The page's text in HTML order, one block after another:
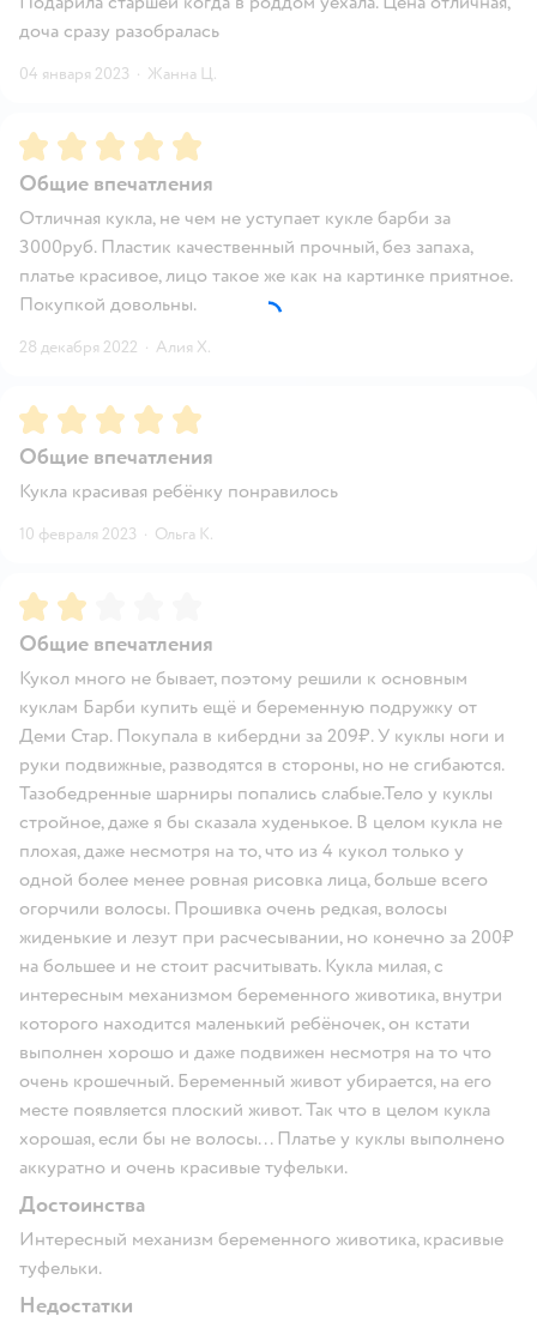
доча сразу разобралась
04 января 2023 · Жанна Ц.
Рейтинг:5
Общие впечатления
Отличная кукла, не чем не уступает кукле барби за
3000руб. Пластик качественный прочный, без запаха,
платье красивое, лицо такое же как на картинке приятное.
Покупкой довольны.
28 декабря 2022 · Алия Х.
Рейтинг:5
Общие впечатления
Кукла красивая ребёнку понравилось
10 февраля 2023 · Ольга К.
Рейтинг:
Общие впечатления
Кукол много не бывает, поэтому решили к основным
куклам Барби купить ещё и беременную подружку от
Деми Стар. Покупала в кибердни за 209₽. У куклы ноги и
руки подвижные, разводятся в стороны, но не сгибаются.
Тазобедренные шарниры попались слабые.Тело у куклы
стройное, даже я бы сказала худенькое. В целом кукла не
плохая, даже несмотря на то, что из 4 кукол только у
одной более менее ровная рисовка лица, больше всего
огорчили волосы. Прошивка очень редкая, волосы
жиденькие и лезут при расчесывании, но конечно за 200₽
на большее и не стоит расчитывать. Кукла милая, с
интересным механизмом беременного животика, внутри
которого находится маленький ребёночек, он кстати
выполнен хорошо и даже подвижен несмотря на то что
очень крошечный. Беременный живот убирается, на его
месте появляется плоский живот. Так что в целом кукла
хорошая, если бы не волосы... Платье у куклы выполнено
аккуратно и очень красивые туфельки.
Достоинства
Интересный механизм беременного животика, красивые
туфельки.
Недостатки